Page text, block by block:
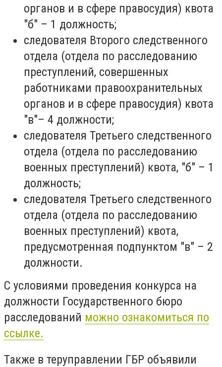
органов и в сфере правосудия) квота
"б" – 1 должность;
следователя Второго следственного
отдела (отдела по расследованию
преступлений, совершенных
работниками правоохранительных
органов и в сфере правосудия) квота
"в"– 4 должности;
следователя Третьего следственного
отдела (отдела по расследованию
военных преступлений) квота, "б" – 1
должность;
следователя Третьего следственного
отдела (отдела по расследованию
военных преступлений) квота,
предусмотренная подпунктом "в" – 2
должности.
С условиями проведения конкурса на
должности Государственного бюро
расследований можно ознакомиться по
ссылке.
Также в теруправлении ГБР объявили